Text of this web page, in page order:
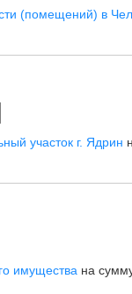
(помещений) в
участок г. Ядрин
имущества на